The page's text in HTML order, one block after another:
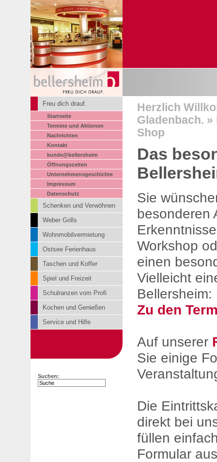
Freu dich drauf.
Startseite
Termine und Aktionen
Nachrichten
Kontakt
kunde@bellersheim
Öffnungszeiten
Unternehmensgeschichte
Impressum
Datenschutz
Schenken und Verwöhnen
Weber Grills
Wohnmobilvermietung
Ostsee Ferienhaus
Taschen und Koffer
Spiel und Freizeit
Schulranzen vom Profi
Kochen und Genießen
Service und Hilfe
Suchen:
Herzlich
Gladenbach.
Shop
Das
Sie
besonderen
Workshop
einen
Vielleicht
Bellersheim:
Zu den
Auf unserer
Sie einige
Die
direkt bei
füllen
Formular